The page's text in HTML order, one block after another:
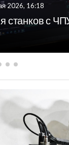
2024, 11:21
с ЧПУ